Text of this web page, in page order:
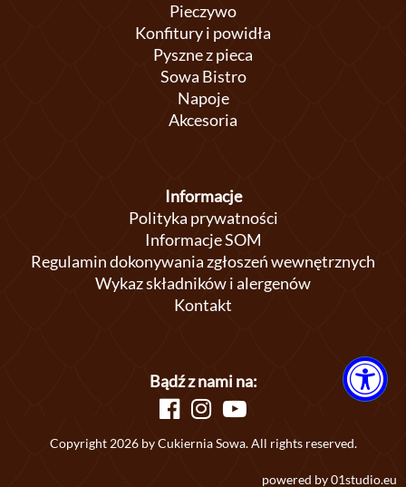
Pieczywo
Konfitury i powidła
Pyszne z pieca
Sowa Bistro
Napoje
Akcesoria
Informacje
Polityka prywatności
Informacje SOM
Regulamin dokonywania zgłoszeń wewnętrznych
Wykaz składników i alergenów
Kontakt
Bądź z nami na:
Copyright 2026 by Cukiernia Sowa. All rights reserved.
powered by01studio.eu